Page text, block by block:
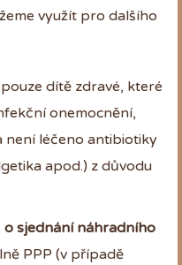
využít pro dalšího
dítě zdravé, které
onemocnění,
není léčeno antibiotiky
apod.) z důvodu
o sjednání náhradního
PPP (v případě